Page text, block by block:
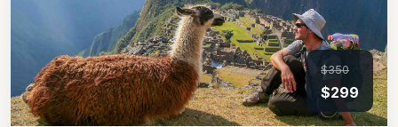
$350
$299